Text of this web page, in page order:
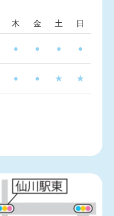
木 金 土 日
● ● ● ●
● ● ★ ★